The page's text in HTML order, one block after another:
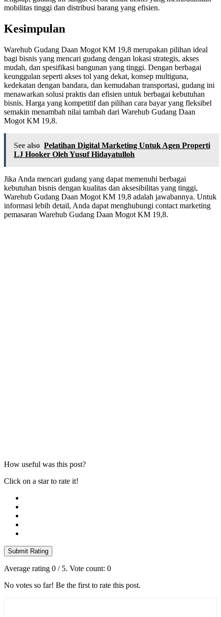
mobilitas tinggi dan distribusi barang yang efisien.
Kesimpulan
Warehub Gudang Daan Mogot KM 19,8 merupakan pilihan ideal
bagi bisnis yang mencari gudang dengan lokasi strategis, akses
mudah, dan spesifikasi bangunan yang tinggi. Dengan berbagai
keunggulan seperti akses tol yang dekat, konsep multiguna,
kedekatan dengan bandara, dan kemudahan transportasi, gudang ini
menawarkan solusi praktis dan efisien untuk berbagai kebutuhan
bisnis. Harga yang kompetitif dan pilihan cara bayar yang fleksibel
semakin menambah nilai tambah dari Warehub Gudang Daan
Mogot KM 19,8.
See also Pelatihan Digital Marketing Untuk Agen Properti
LJ Hooker Oleh Yusuf Hidayatulloh
Jika Anda mencari gudang yang dapat memenuhi berbagai
kebutuhan bisnis dengan kualitas dan aksesibilitas yang tinggi,
Warehub Gudang Daan Mogot KM 19,8 adalah jawabannya. Untuk
informasi lebih detail, Anda dapat menghubungi contact marketing
pemasaran Warehub Gudang Daan Mogot KM 19,8.
How useful was this post?
Click on a star to rate it!
Submit Rating
Average rating 0 / 5. Vote count: 0
No votes so far! Be the first to rate this post.